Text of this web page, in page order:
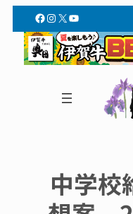
Facebook
Instagram
X YouTube
中学校